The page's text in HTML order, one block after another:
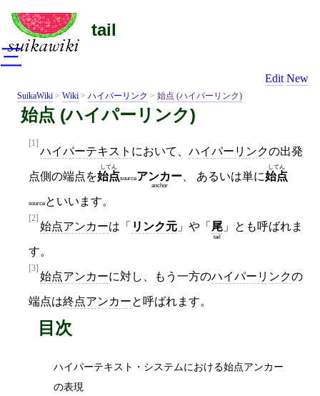
tail
Edit New
SuikaWiki > Wiki > ハイパーリンク > 始点 (ハイパーリンク)
始点 (ハイパーリンク)
[1]
ハイパーテキスト において、 ハイパーリンクの出発
点側の端点を始点
してん
sourceアンカー
anchor
、 あるいは単に始点
してん
source といいます。
[2]
始点アンカーは「 リンク元 」や「 尾
tail
」とも呼ばれま
す。
[3]
始点アンカーに対し、もう一方のハイパーリンクの
端点は終点アンカーと呼ばれます。
目次
ハイパーテキスト・システムにおける始点アンカー
の表現
三